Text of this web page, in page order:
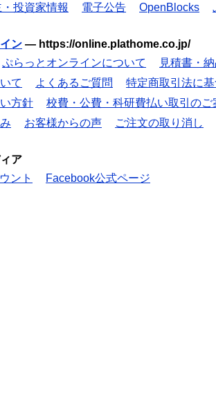
投資家情報 電子公告 OpenBlocks
ン — https://online.plathome.co.jp/
ぷらっとオンラインについて
見積書・
て
よくあるご質問
特定商取引法に
方針
校費・公費・科研費払い取引のご
お客様からの声 ご注文の取り消し
ア
ント
Facebook公式ページ